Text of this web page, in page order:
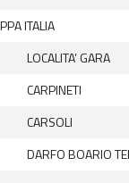
ITALIA
LOCALITA’ GARA
CARPINETI
CARSOLI
DARFO BOARIO